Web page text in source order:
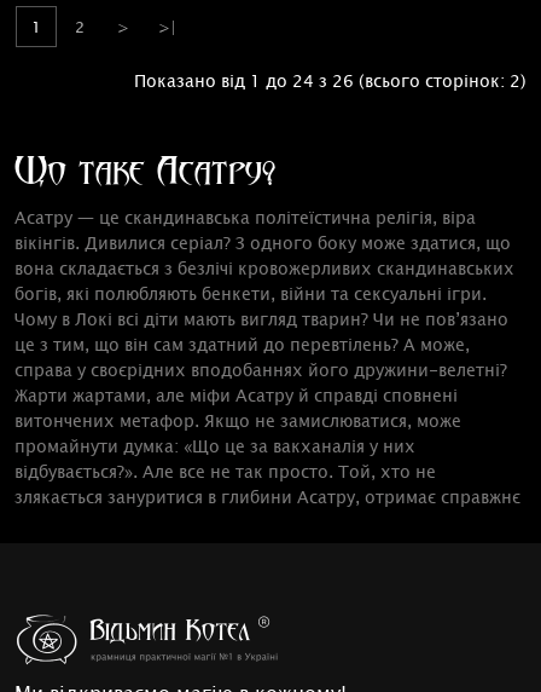
1 2 > >|
Показано від 1 до 24 з 26 (всього сторінок: 2)
Що таке Асатру?
Асатру — це скандинавська політеїстична релігія, віра
вікінгів. Дивилися серіал? З одного боку може здатися, що
вона складається з безлічі кровожерливих скандинавських
богів, які полюбляють бенкети, війни та сексуальні ігри.
Чому в Локі всі діти мають вигляд тварин? Чи не пов’язано
це з тим, що він сам здатний до перевтілень? А може,
справа у своєрідних вподобаннях його дружини-велетні?
Жарти жартами, але міфи Асатру й справді сповнені
витончених метафор. Якщо не замислюватися, може
промайнути думка: «Що це за вакханалія у них
відбувається?». Але все не так просто. Той, хто не
злякається зануритися в глибини Асатру, отримає справжнє
істини світобудови. У скандинавській міфології, а саме в
Havamal, розкривається історія здобуття Одіном рун, а